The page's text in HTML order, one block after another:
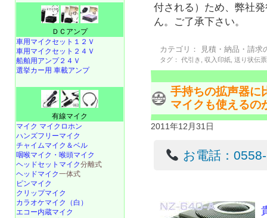
付される）ため、弊社
ん。ご了承下さい。
カテゴリ： 見積・納品・請求
タグ： 代引き ,収入印紙 ,送り状伝票
手持ちの拡声器に
マイクも使えるの
2011年12月31日
お電話：
ＤＣアンプ
車用マイクセット１２Ｖ
車用マイクセット２４Ｖ
船舶用アンプ２４Ｖ
選挙カー用 車載アンプ
有線マイク
マイク マイクロホン
ハンズフリーマイク
チャイムマイク＆ベル
咽喉マイク・喉頭マイク
ヘッドセットマイク分離式
ヘッドマイク一体式
ピンマイク
クリップマイク
カラオケマイク（白）
エコー内蔵マイク